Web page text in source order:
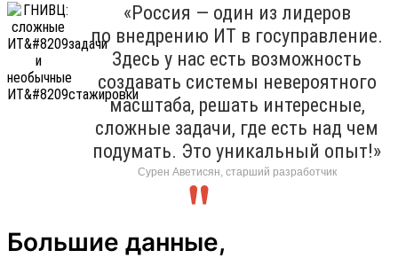
«Россия — один из лидеров
по внедрению ИТ в госуправление.
Здесь у нас есть возможность
создавать системы невероятного
масштаба, решать интересные,
сложные задачи, где есть над чем
подумать. Это уникальный опыт!»
Сурен Аветисян, старший разработчик
Большие данные,